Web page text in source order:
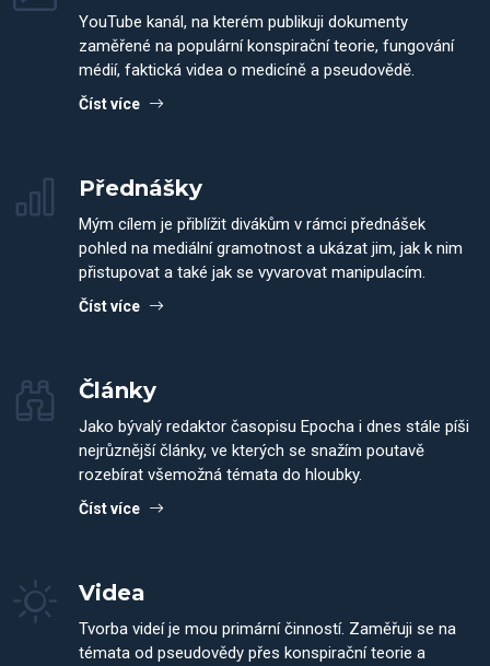
YouTube kanál, na kterém publikuji dokumenty
zaměřené na populární konspirační teorie, fungování
médií, faktická videa o medicíně a pseudovědě.
Číst více
Přednášky
Mým cílem je přiblížit divákům v rámci přednášek
pohled na mediální gramotnost a ukázat jim, jak k nim
přistupovat a také jak se vyvarovat manipulacím.
Číst více
Články
Jako bývalý redaktor časopisu Epocha i dnes stále píši
nejrůznější články, ve kterých se snažím poutavě
rozebírat všemožná témata do hloubky.
Číst více
Videa
Tvorba videí je mou primární činností. Zaměřuji se na
témata od pseudovědy přes konspirační teorie a